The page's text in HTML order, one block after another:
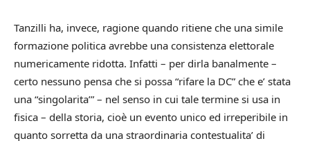
Tanzilli ha, invece, ragione quando ritiene che una simile
formazione politica avrebbe una consistenza elettorale
numericamente ridotta. Infatti – per dirla banalmente –
certo nessuno pensa che si possa “rifare la DC” che e’ stata
una “singolarita’” – nel senso in cui tale termine si usa in
fisica – della storia, cioè un evento unico ed irreperibile in
quanto sorretta da una straordinaria contestualita’ di